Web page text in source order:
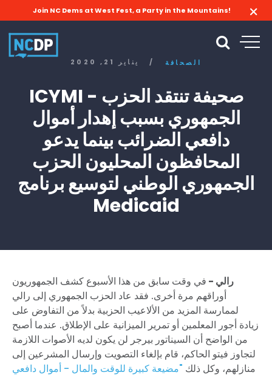
Join NC Dems at West Fest, a Party in the Mountains!
يناير 21, 2020 / الصحافة
ICYMI - صحيفة تنتقد الحزب
الجمهوري بسبب إهدار أموال
دافعي الضرائب بينما يدعو
المحافظون المحليون الحزب
الجمهوري الوطني لتوسيع برنامج
Medicaid
رالي - في وقت سابق من هذا الأسبوع كشف الجمهوريون
أوراقهم مرة أخرى. فقد عاد الحزب الجمهوري إلى رالي
لممارسة المزيد من الألاعيب الحزبية بدلاً من التفاوض على
زيادة أجور المعلمين أو تمرير الميزانية على الإطلاق. عندما أصبح
من الواضح أن السيناتور بيرجر لن يكون لديه الأصوات اللازمة
لتجاوز فيتو الحاكم، قام بإلغاء التصويت وإرسال المشرعين إلى
منازلهم، وكل ذلك "مضيعة كبيرة للوقت والمال - أموال دافعي